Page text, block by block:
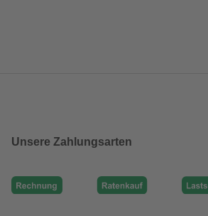
Unsere Zahlungsarten